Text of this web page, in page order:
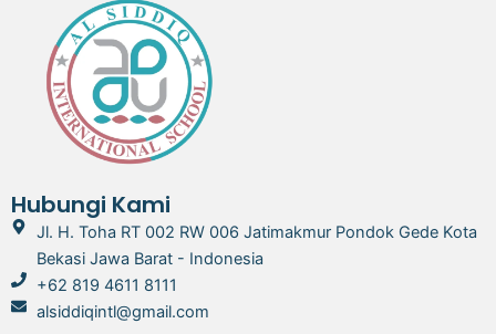
Hubungi Kami
Jl. H. Toha RT 002 RW 006 Jatimakmur Pondok Gede Kota
Bekasi Jawa Barat - Indonesia
+62 819 4611 8111
alsiddiqintl@gmail.com